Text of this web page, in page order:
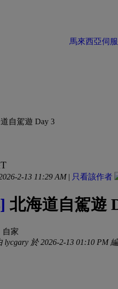
馬來西亞伺
自駕遊 Day 3
T
2-13 11:29 AM| 只看該作者
北海道自駕遊
自家
lycgary 於 2026-2-13 01:10 PM